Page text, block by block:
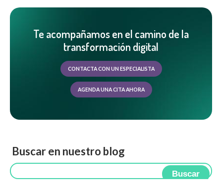
Te acompañamos en el camino de la
transformación digital
CONTACTA CON UN ESPECIALISTA
AGENDA UNA CITA AHORA
Buscar en nuestro blog
Buscar